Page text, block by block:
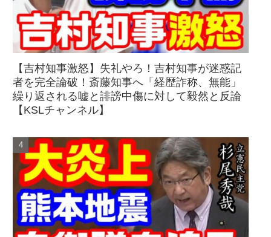
【吉村知事激怒】失礼やろ！吉村知事が迷惑記
者を完全論破！斎藤知事へ「経歴詐称、無能」
繰り返される嘘と誹謗中傷に対して毅然と反論
【KSLチャンネル】